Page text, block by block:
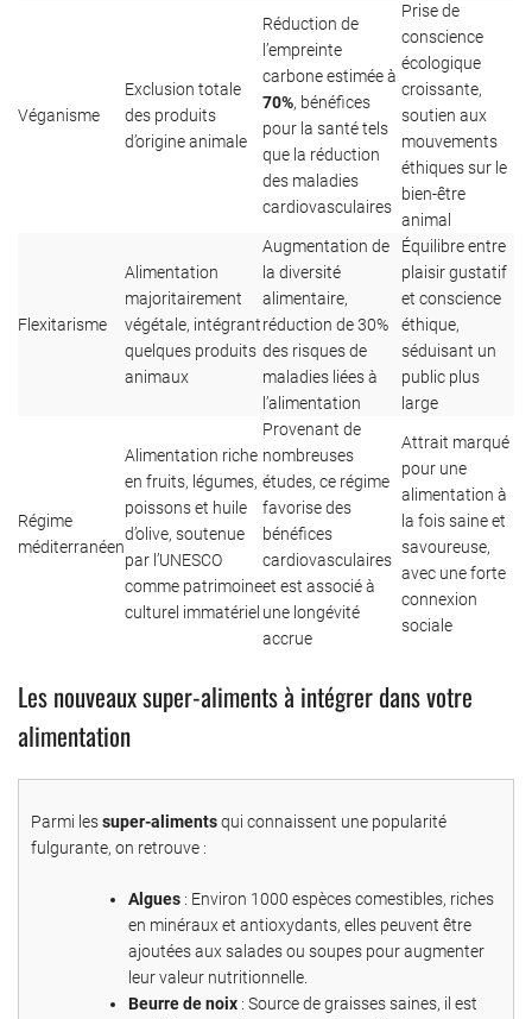
Véganisme
Exclusion totale
des produits
d’origine animale
Réduction de
l’empreinte
carbone estimée à
70%, bénéfices
pour la santé tels
que la réduction
des maladies
cardiovasculaires
Prise de
conscience
écologique
croissante,
soutien aux
mouvements
éthiques sur le
bien-être
animal
Flexitarisme
Alimentation
majoritairement
végétale, intégrant
quelques produits
animaux
Augmentation de
la diversité
alimentaire,
réduction de 30%
des risques de
maladies liées à
l’alimentation
Équilibre entre
plaisir gustatif
et conscience
éthique,
séduisant un
public plus
large
Régime
méditerranéen
Alimentation riche
en fruits, légumes,
poissons et huile
d’olive, soutenue
par l’UNESCO
comme patrimoine
culturel immatériel
Provenant de
nombreuses
études, ce régime
favorise des
bénéfices
cardiovasculaires
et est associé à
une longévité
accrue
Attrait marqué
pour une
alimentation à
la fois saine et
savoureuse,
avec une forte
connexion
sociale
Les nouveaux super-aliments à intégrer dans votre
alimentation
Parmi lessuper-alimentsqui connaissent une popularité
fulgurante, on retrouve :
Algues : Environ 1000 espèces comestibles, riches
en minéraux et antioxydants, elles peuvent être
ajoutées aux salades ou soupes pour augmenter
leur valeur nutritionnelle.
Beurre de noix : Source de graisses saines, il est